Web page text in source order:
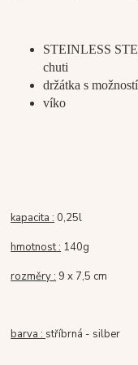
STEINLESS
chuti
držátka s
víko
kapacita : 0,25l
hmotnost : 140g
rozměry : 9 x 7,5 cm
barva : stříbrná - silber